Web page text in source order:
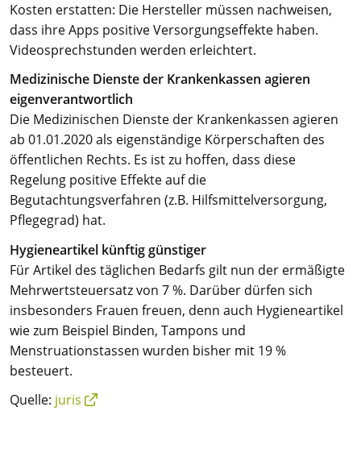
Kosten erstatten: Die Hersteller müssen nachweisen,
dass ihre Apps positive Versorgungseffekte haben.
Videosprechstunden werden erleichtert.
Medizinische Dienste der Krankenkassen agieren
eigenverantwortlich
Die Medizinischen Dienste der Krankenkassen agieren
ab 01.01.2020 als eigenständige Körperschaften des
öffentlichen Rechts. Es ist zu hoffen, dass diese
Regelung positive Effekte auf die
Begutachtungsverfahren (z.B. Hilfsmittelversorgung,
Pflegegrad) hat.
Hygieneartikel künftig günstiger
Für Artikel des täglichen Bedarfs gilt nun der ermäßigte
Mehrwertsteuersatz von 7 %. Darüber dürfen sich
insbesonders Frauen freuen, denn auch Hygieneartikel
wie zum Beispiel Binden, Tampons und
Menstruationstassen wurden bisher mit 19 %
besteuert.
Quelle: juris